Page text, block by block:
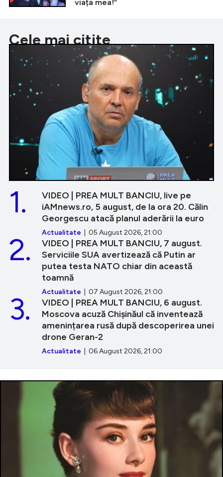
viața mea!”
Cele mai citite
VIDEO | PREA MULT BANCIU, live pe
iAMnews.ro, 5 august, de la ora 20. Călin
Georgescu atacă planul aderării la euro
Actualitate | 05 August 2026, 21:00
1.
VIDEO | PREA MULT BANCIU, 7 august.
Serviciile SUA avertizează că Putin ar
putea testa NATO chiar din această
toamnă
Actualitate | 07 August 2026, 21:00
2.
VIDEO | PREA MULT BANCIU, 6 august.
Moscova acuză Chișinăul că inventează
amenințarea rusă după descoperirea unei
drone Geran-2
Actualitate | 06 August 2026, 21:00
3.